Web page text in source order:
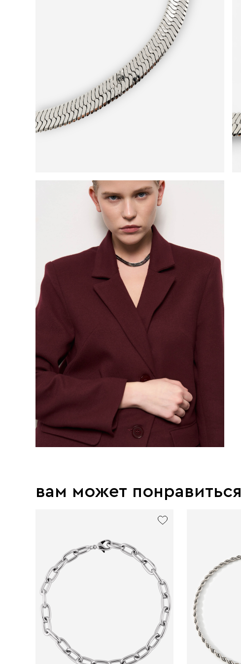
вам может понравиться